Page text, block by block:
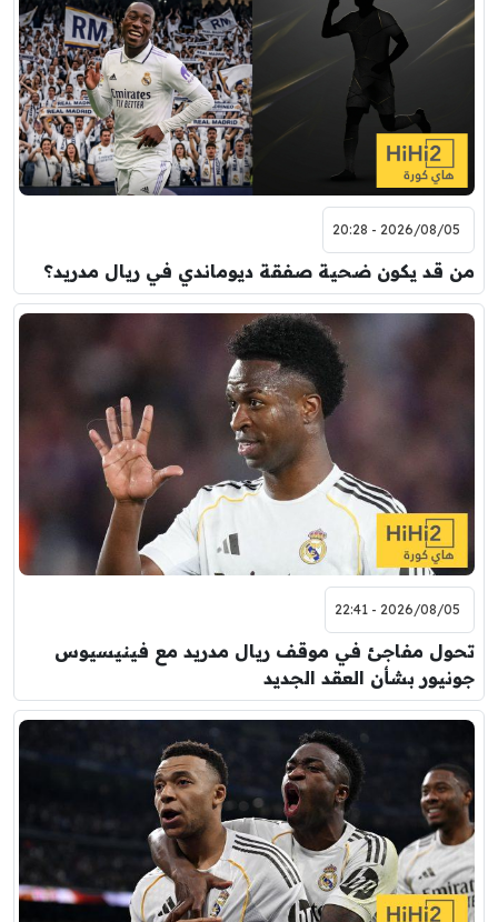
2026/08/05 - 20:28
من قد يكون ضحية صفقة ديوماندي في ريال مدريد؟
2026/08/05 - 22:41
تحول مفاجئ في موقف ريال مدريد مع فينيسيوس
جونيور بشأن العقد الجديد